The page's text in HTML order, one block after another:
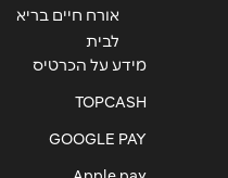
אורח חיים בריא
לבית
מידע על הכרטיס
TOPCASH
GOOGLE PAY